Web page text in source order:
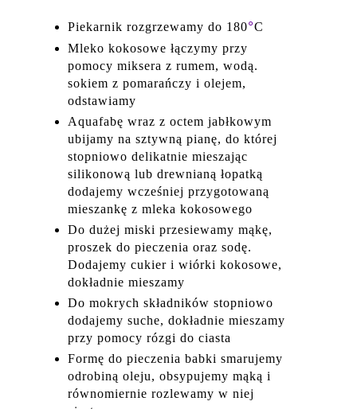
Piekarnik rozgrzewamy do 180°C
Mleko kokosowe łączymy przy
pomocy miksera z rumem, wodą.
sokiem z pomarańczy i olejem,
odstawiamy
Aquafabę wraz z octem jabłkowym
ubijamy na sztywną pianę, do której
stopniowo delikatnie mieszając
silikonową lub drewnianą łopatką
dodajemy wcześniej przygotowaną
mieszankę z mleka kokosowego
Do dużej miski przesiewamy mąkę,
proszek do pieczenia oraz sodę.
Dodajemy cukier i wiórki kokosowe,
dokładnie mieszamy
Do mokrych składników stopniowo
dodajemy suche, dokładnie mieszamy
przy pomocy rózgi do ciasta
Formę do pieczenia babki smarujemy
odrobiną oleju, obsypujemy mąką i
równomiernie rozlewamy w niej